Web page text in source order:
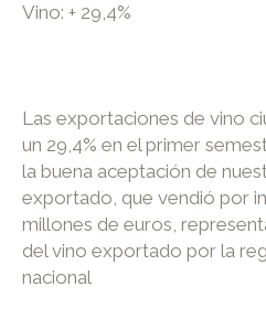
Vino: + 29,4%
Las exportaciones de vino
un 29,4% en el primer
la buena aceptación de
exportado, que vendió por
millones de euros,
del vino exportado por la
nacional